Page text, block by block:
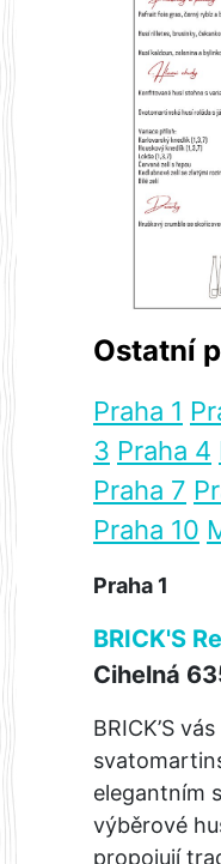
Ostatní
Praha 1
3 Praha 4
Praha 7
Praha 10
Praha 1
BRICK'S
Cihelná
BRICK’S
elegantním
výběrové
propojují